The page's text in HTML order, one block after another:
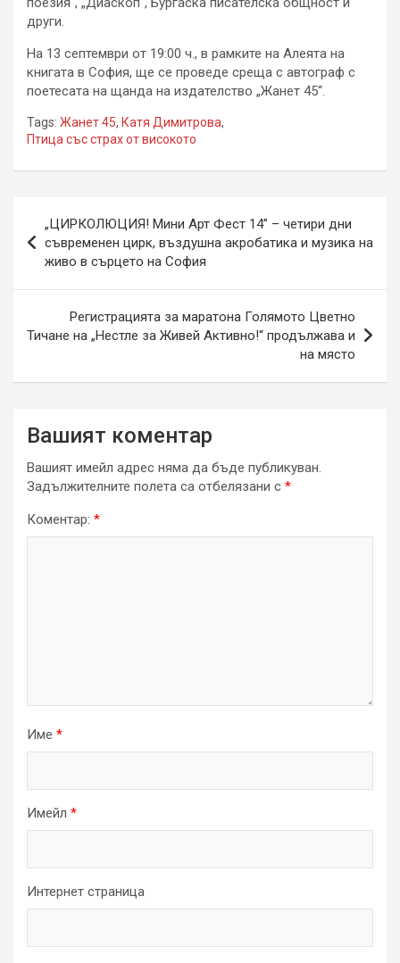
други.
На 13 септември от 19:00 ч., в рамките на Алеята на
книгата в София, ще се проведе среща с автограф с
поетесата на щанда на издателство „Жанет 45“.
Tags: Жанет 45, Катя Димитрова,
Птица със страх от високото
„ЦИРКОЛЮЦИЯ! Мини Арт Фест 14” – четири дни
съвременен цирк, въздушна акробатика и музика на
живо в сърцето на София
Регистрацията за маратона Голямото Цветно
Тичане на „Нестле за Живей Aктивно!“ продължава и
на място
Вашият коментар
Вашият имейл адрес няма да бъде публикуван.
Задължителните полета са отбелязани с *
Коментар: *
Име *
Имейл *
Интернет страница